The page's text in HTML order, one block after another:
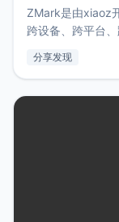
ZMark是由xiaoz
跨设备、跨平台
用，让管理更高
分享发现